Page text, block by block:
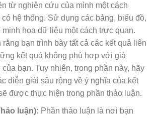
từ nghiên cứu của mình một cách
có hệ thống. Sử dụng các bảng, biểu đồ,
minh họa dữ liệu một cách trực quan.
rằng bạn trình bày tất cả các kết quả liên
kết quả không phù hợp với giả
bạn. Tuy nhiên, trong phần này, hãy
diễn giải sâu rộng về ý nghĩa của kết
được thực hiện trong phần thảo luận.
luận): Phần thảo luận là nơi bạn